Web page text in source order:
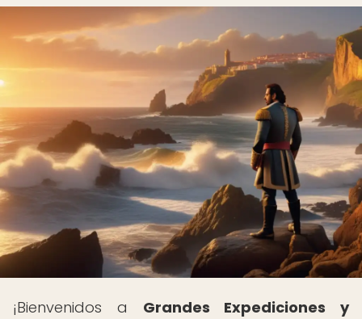
¡Bienvenidos a Grandes Expediciones y